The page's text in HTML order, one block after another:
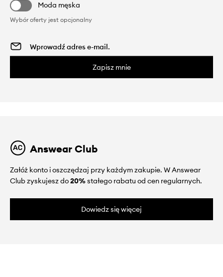
Moda męska
Wybór oferty jest opcjonalny
Zapisz mnie
Answear Club
Załóż konto i oszczędzaj przy każdym zakupie. W Answear
Club zyskujesz do20%stałego rabatu od cen regularnych.
Dowiedz się więcej